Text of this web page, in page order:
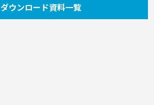
ダウンロード資料一覧